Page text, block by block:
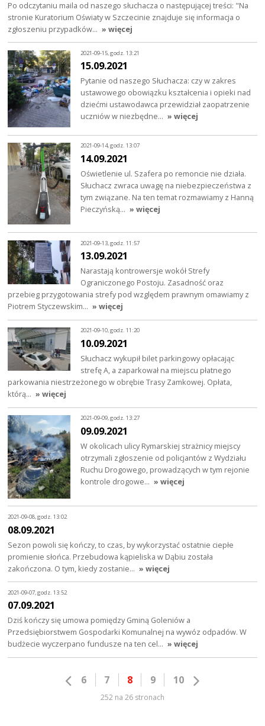
Po odczytaniu maila od naszego słuchacza o następującej treści: "Na
stronie Kuratorium Oświaty w Szczecinie znajduje się informacja o
zgłoszeniu przypadków… » więcej
2021-09-15, godz. 13:21
15.09.2021
Pytanie od naszego Słuchacza: czy w zakres
ustawowego obowiązku kształcenia i opieki nad
dziećmi ustawodawca przewidział zaopatrzenie
uczniów w niezbędne… » więcej
2021-09-14, godz. 13:07
14.09.2021
Oświetlenie ul. Szafera po remoncie nie działa.
Słuchacz zwraca uwagę na niebezpieczeństwa z
tym związane. Na ten temat rozmawiamy z Hanną
Pieczyńską… » więcej
2021-09-13, godz. 11:57
13.09.2021
Narastają kontrowersje wokół Strefy
Ograniczonego Postoju. Zasadność oraz
przebieg przygotowania strefy pod względem prawnym omawiamy z
Piotrem Styczewskim… » więcej
2021-09-10, godz. 11:20
10.09.2021
Słuchacz wykupił bilet parkingowy opłacając
strefę A, a zaparkował na miejscu płatnego
parkowania niestrzeżonego w obrębie Trasy Zamkowej. Opłata,
którą… » więcej
2021-09-09, godz. 13:27
09.09.2021
W okolicach ulicy Rymarskiej strażnicy miejscy
otrzymali zgłoszenie od policjantów z Wydziału
Ruchu Drogowego, prowadzących w tym rejonie
kontrole drogowe… » więcej
2021-09-08, godz. 13:02
08.09.2021
Sezon powoli się kończy, to czas, by wykorzystać ostatnie ciepłe
promienie słońca. Przebudowa kąpieliska w Dąbiu została
zakończona. O tym, kiedy zostanie… » więcej
2021-09-07, godz. 13:52
07.09.2021
Dziś kończy się umowa pomiędzy Gminą Goleniów a
Przedsiębiorstwem Gospodarki Komunalnej na wywóz odpadów. W
budżecie wyczerpano fundusze na ten cel… » więcej
6 7 8 9 10
252 na 26 stronach